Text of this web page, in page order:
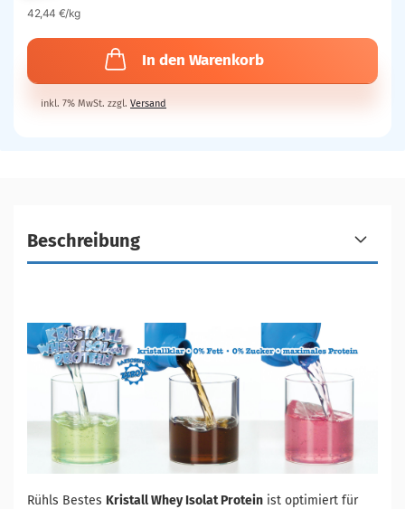
42,44 €/kg
In den Warenkorb
inkl. 7% MwSt. zzgl. Versand
Beschreibung
Rühls Bestes Kristall Whey Isolat Protein ist optimiert für